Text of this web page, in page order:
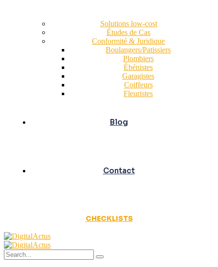
Solutions low-cost
Études de Cas
Conformité & Juridique
Boulangers/Patissiers
Plombiers
Ébénistes
Garagistes
Coiffeurs
Fleuristes
Blog
Contact
CHECKLISTS